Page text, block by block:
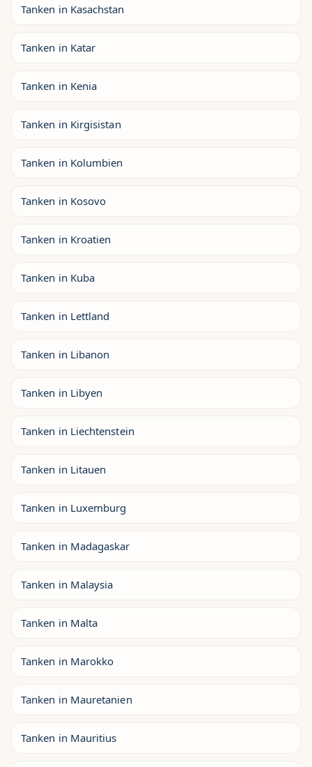
Tanken in Kasachstan
Tanken in Katar
Tanken in Kenia
Tanken in Kirgisistan
Tanken in Kolumbien
Tanken in Kosovo
Tanken in Kroatien
Tanken in Kuba
Tanken in Lettland
Tanken in Libanon
Tanken in Libyen
Tanken in Liechtenstein
Tanken in Litauen
Tanken in Luxemburg
Tanken in Madagaskar
Tanken in Malaysia
Tanken in Malta
Tanken in Marokko
Tanken in Mauretanien
Tanken in Mauritius